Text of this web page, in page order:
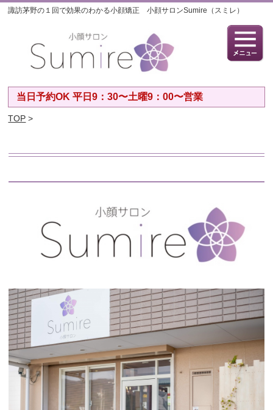
諏訪茅野の１回で効果のわかる小顔矯正 小顔サロンSumire（スミレ）
当日予約OK 平日9：30〜土曜9：00〜営業
TOP >